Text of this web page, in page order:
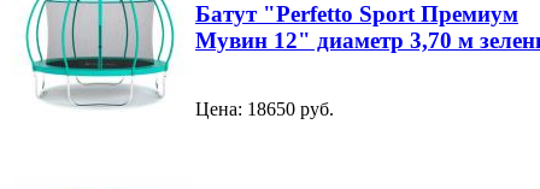
Батут "Perfetto Sport Премиум
Мувин 12" диаметр 3,70 м
Цена: 18650 руб.